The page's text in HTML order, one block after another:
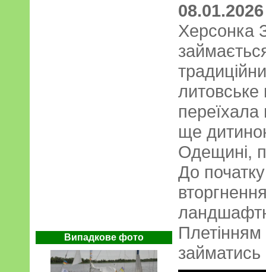
Випадкове фото
Херсонка
литовське
переїхала
ще
Одещині,
До
займатись